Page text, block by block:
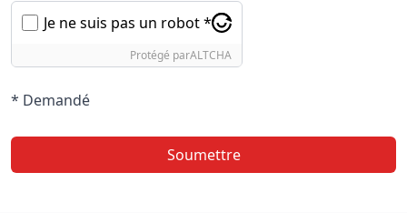
Je ne suis pas un robot *
Protégé parALTCHA
* Demandé
Soumettre